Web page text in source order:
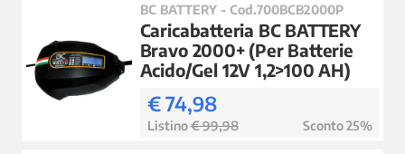
BC BATTERY - Cod.700BCB2000P
Caricabatteria BC BATTERY
Bravo 2000+ (Per Batterie
Acido/Gel 12V 1,2>100 AH)
€ 74,98
Listino€ 99,98 Sconto 25%